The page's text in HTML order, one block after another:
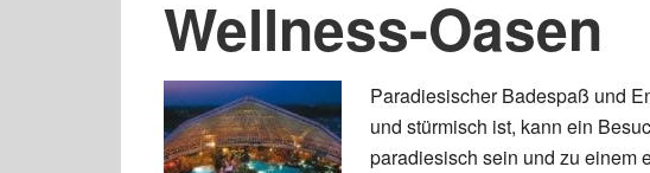
Wellness-Oasen
Paradiesischer Badespaß und
und stürmisch ist, kann ein
paradiesisch sein und zu einem